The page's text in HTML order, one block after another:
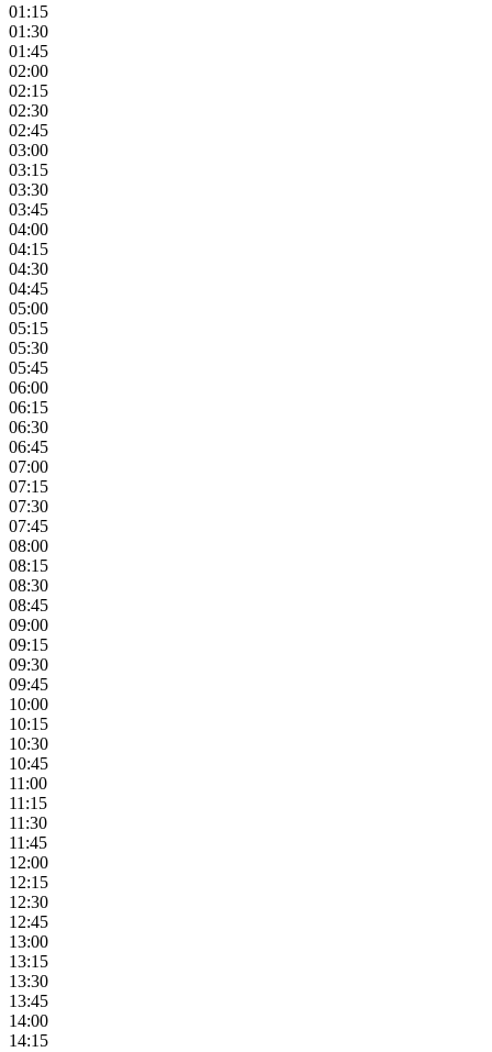
01:15
01:30
01:45
02:00
02:15
02:30
02:45
03:00
03:15
03:30
03:45
04:00
04:15
04:30
04:45
05:00
05:15
05:30
05:45
06:00
06:15
06:30
06:45
07:00
07:15
07:30
07:45
08:00
08:15
08:30
08:45
09:00
09:15
09:30
09:45
10:00
10:15
10:30
10:45
11:00
11:15
11:30
11:45
12:00
12:15
12:30
12:45
13:00
13:15
13:30
13:45
14:00
14:15